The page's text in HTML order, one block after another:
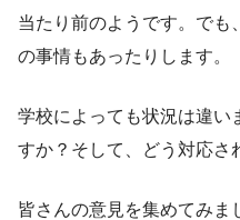
当たり前のようです。でも
の事情もあったりします。
学校によっても状況は違い
すか？そして、どう対応さ
皆さんの意見を集めてみま